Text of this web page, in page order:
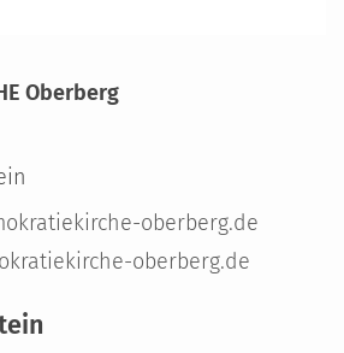
Oberberg
oberberg.de
oberberg.de